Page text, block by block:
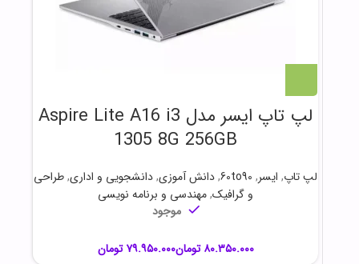
لپ تاپ ایسر مدل Aspire Lite A16 i3
1305 8G 256GB
لپ تاپ, ایسر,
60to90
,دانش آموزی,دانشجویی و اداری,طراحی
و گرافیک,مهندسی و برنامه نویسی
موجود
تومان تومان